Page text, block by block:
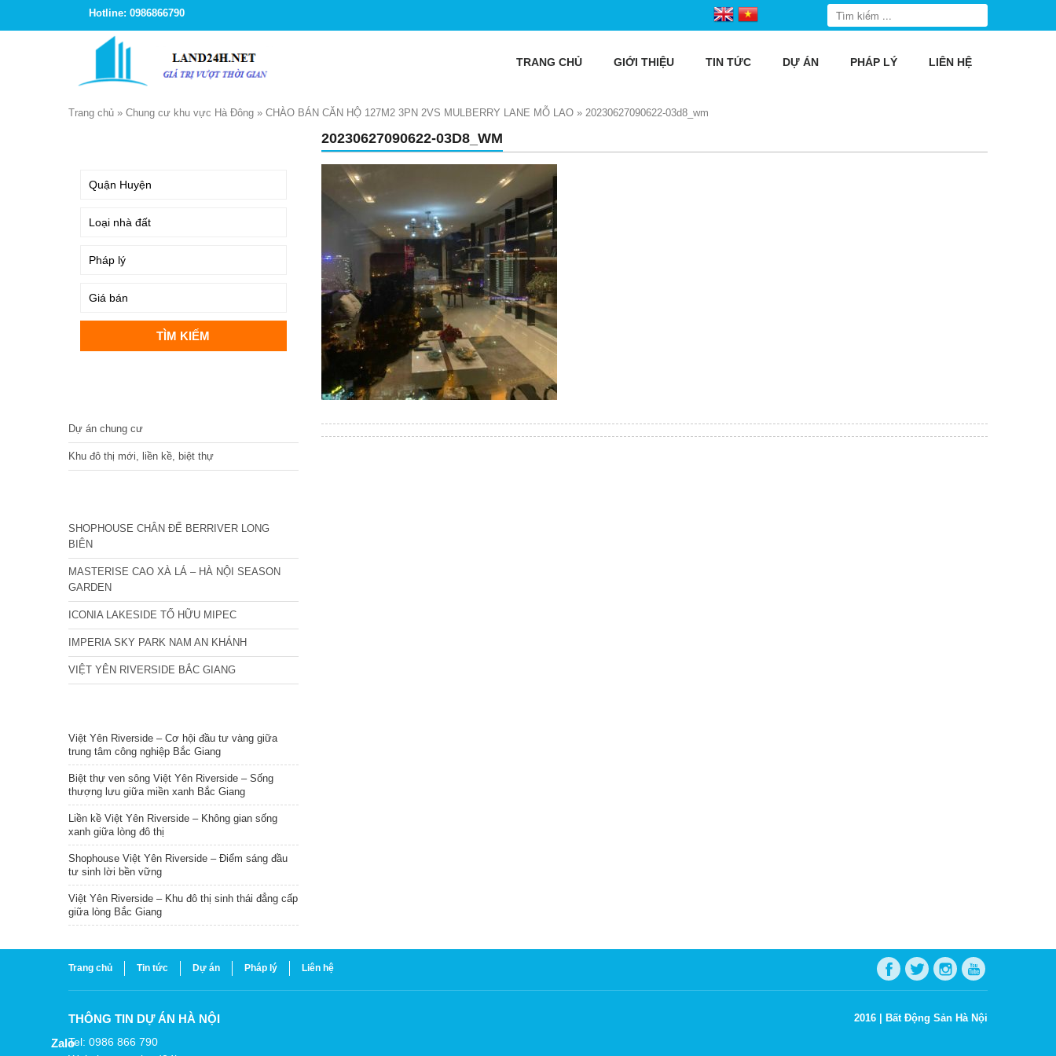
Hotline: 0986866790
TRANG CHỦ GIỚI THIỆU TIN TỨC DỰ ÁN PHÁP LÝ LIÊN HỆ
Trang chủ » Chung cư khu vực Hà Đông » CHÀO BÁN CĂN HỘ 127M2 3PN 2VS MULBERRY LANE MỖ LAO » 20230627090622-03d8_wm
20230627090622-03D8_WM
Dự án chung cư
Khu đô thị mới, liền kề, biệt thự
SHOPHOUSE CHÂN ĐẾ BERRIVER LONG
BIÊN
MASTERISE CAO XÀ LÁ – HÀ NỘI SEASON
GARDEN
ICONIA LAKESIDE TỐ HỮU MIPEC
IMPERIA SKY PARK NAM AN KHÁNH
VIỆT YÊN RIVERSIDE BẮC GIANG
Việt Yên Riverside – Cơ hội đầu tư vàng giữa
trung tâm công nghiệp Bắc Giang
Biệt thự ven sông Việt Yên Riverside – Sống
thượng lưu giữa miền xanh Bắc Giang
Liền kề Việt Yên Riverside – Không gian sống
xanh giữa lòng đô thị
Shophouse Việt Yên Riverside – Điểm sáng đầu
tư sinh lời bền vững
Việt Yên Riverside – Khu đô thị sinh thái đẳng cấp
giữa lòng Bắc Giang
Trang chủ Tin tức Dự án Pháp lý Liên hệ
THÔNG TIN DỰ ÁN HÀ NỘI
Tel: 0986 866 790
2016 | Bất Động Sản Hà Nội
Zalo